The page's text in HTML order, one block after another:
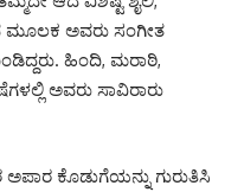
ಅವರು ಸಂಗೀತ
ಹಿಂದಿ, ಮರಾಠಿ,
ಅವರು ಸಾವಿರಾರು
ಅಪಾರ ಕೊಡುಗೆಯನ್ನು ಗುರುತಿಸಿ